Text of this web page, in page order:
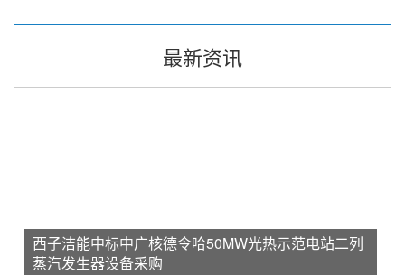
最新资讯
西子洁能中标中广核德令哈50MW光热示范电站二列
蒸汽发生器设备采购